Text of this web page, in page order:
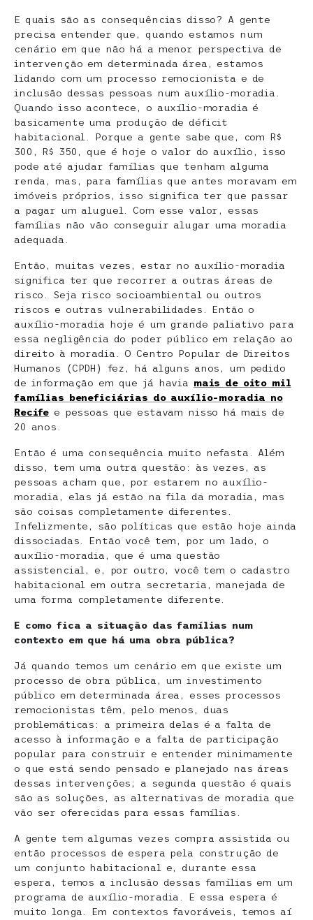
E quais são as consequências disso? A gente
precisa entender que, quando estamos num
cenário em que não há a menor perspectiva de
intervenção em determinada área, estamos
lidando com um processo remocionista e de
inclusão dessas pessoas num auxílio-moradia.
Quando isso acontece, o auxílio-moradia é
basicamente uma produção de déficit
habitacional. Porque a gente sabe que, com R$
300, R$ 350, que é hoje o valor do auxílio, isso
pode até ajudar famílias que tenham alguma
renda, mas, para famílias que antes moravam em
imóveis próprios, isso significa ter que passar
a pagar um aluguel. Com esse valor, essas
famílias não vão conseguir alugar uma moradia
adequada.
Então, muitas vezes, estar no auxílio-moradia
significa ter que recorrer a outras áreas de
risco. Seja risco socioambiental ou outros
riscos e outras vulnerabilidades. Então o
auxílio-moradia hoje é um grande paliativo para
essa negligência do poder público em relação ao
direito à moradia. O Centro Popular de Direitos
Humanos (CPDH) fez, há alguns anos, um pedido
de informação em que já havia mais de oito mil
famílias beneficiárias do auxílio-moradia no
Recife e pessoas que estavam nisso há mais de
20 anos.
Então é uma consequência muito nefasta. Além
disso, tem uma outra questão: às vezes, as
pessoas acham que, por estarem no auxílio-
moradia, elas já estão na fila da moradia, mas
são coisas completamente diferentes.
Infelizmente, são políticas que estão hoje ainda
dissociadas. Então você tem, por um lado, o
auxílio-moradia, que é uma questão
assistencial, e, por outro, você tem o cadastro
habitacional em outra secretaria, manejada de
uma forma completamente diferente.
E como fica a situação das famílias num
contexto em que há uma obra pública?
Já quando temos um cenário em que existe um
processo de obra pública, um investimento
público em determinada área, esses processos
remocionistas têm, pelo menos, duas
problemáticas: a primeira delas é a falta de
acesso à informação e a falta de participação
popular para construir e entender minimamente
o que está sendo pensado e planejado nas áreas
dessas intervenções; a segunda questão é quais
são as soluções, as alternativas de moradia que
vão ser oferecidas para essas famílias.
A gente tem algumas vezes compra assistida ou
então processos de espera pela construção de
um conjunto habitacional e, durante essa
espera, temos a inclusão dessas famílias em um
programa de auxílio-moradia. E essa espera é
muito longa. Em contextos favoráveis, temos aí